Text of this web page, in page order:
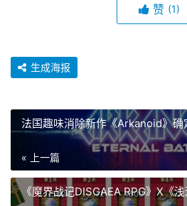
赞 (1)
生成海报
法国趣味消除新作《Arkanoid》
« 上一篇
《魔界战记DISGAEA RPG》X《